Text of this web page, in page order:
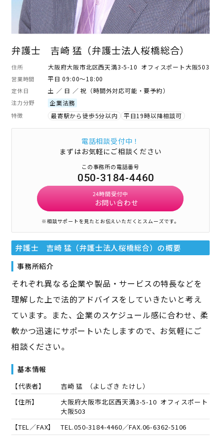
弁護士 吉崎 猛（弁護士法人桜橋総合）
住所 大阪府大阪市北区西天満3-5-10 オフィスポート大阪503
営業時間 平日 09:00～18:00
定休日 土 ／ 日 ／ 祝（時間外対応可能・要予約）
注力分野 企業法務
特徴 最寄駅から徒歩5分以内 平日19時以降相談可
電話相談受付中！
まずはお気軽にご相談ください
この事務所の電話番号
050-3184-4460
24時間受付中
お問い合わせ
※相談サポートを見たとお伝えいただくとスムーズです。
弁護士 吉崎 猛（弁護士法人桜橋総合） の概要
事務所紹介
それぞれ異なる企業や製品・サービスの特長などを
理解した上で法的アドバイスをしていきたいと考え
ています。また、企業のスケジュール感に合わせ、柔
軟かつ迅速にサポートいたしますので、お気軽にご
相談ください。
基本情報
【代表者】 吉崎 猛 （よしざき たけし）
【住所】
大阪府大阪市北区西天満3-5-10 オフィスポート
大阪503
【TEL／FAX】
TEL.050-3184-4460／FAX.06-6362-5106